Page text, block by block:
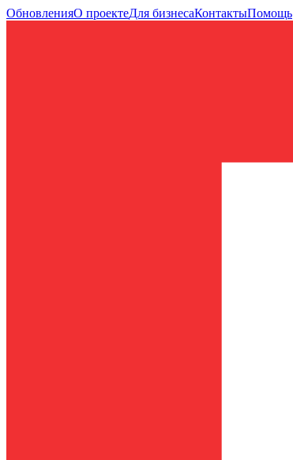
ОбновленияО проектеДля бизнесаКонтактыПомощь